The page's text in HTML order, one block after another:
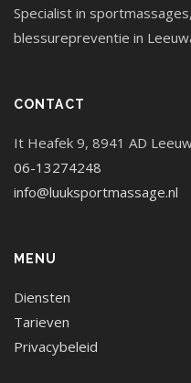
Specialist in
blessurepreventie in
CONTACT
It Heafek 9, 8941 AD
06-13274248
info@luuksportmassage.nl
MENU
Diensten
Tarieven
Privacybeleid